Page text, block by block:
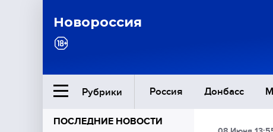
Новороссия
Рубрики Россия Донбасс
ПОСЛЕДНИЕ НОВОСТИ